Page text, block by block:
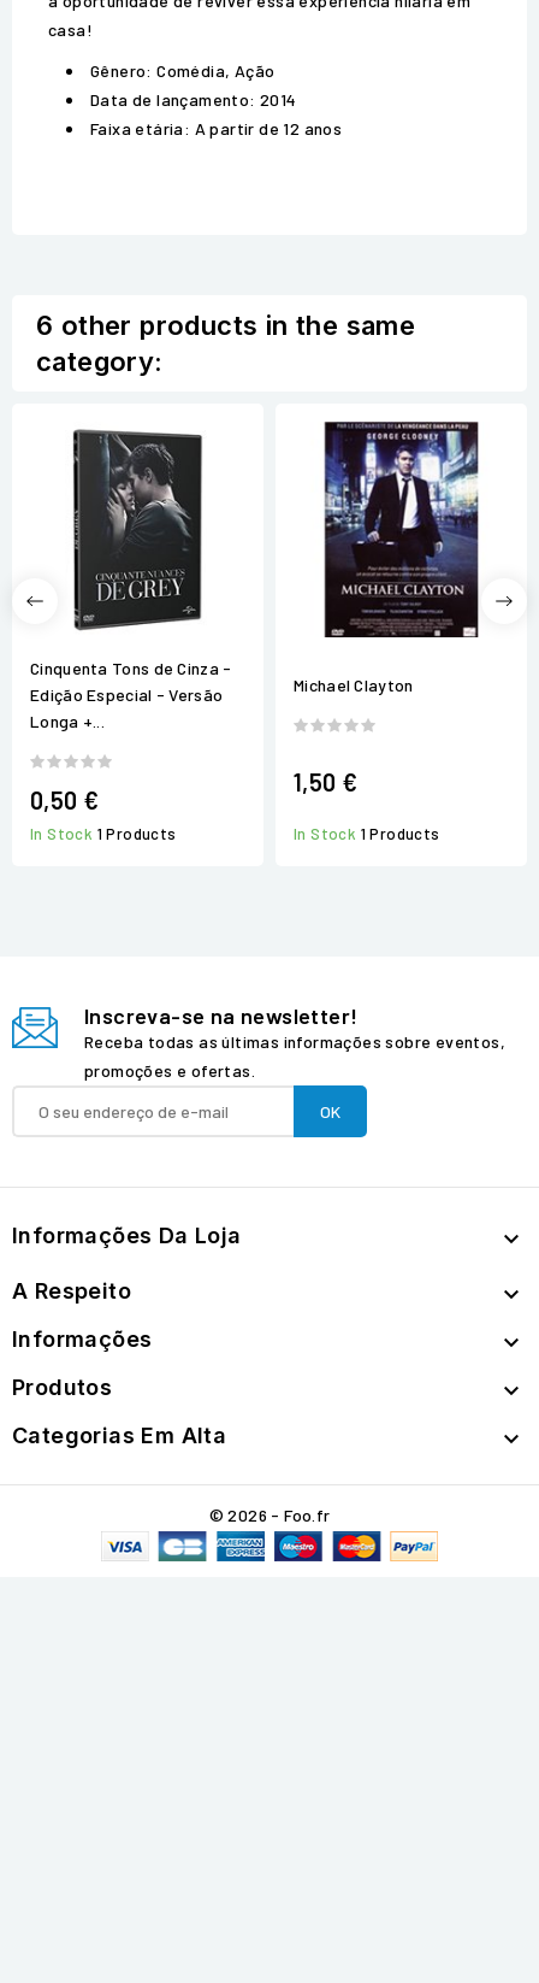
casa!
Gênero: Comédia, Ação
Data de lançamento: 2014
Faixa etária: A partir de 12 anos
6 other products in the same
category:
Cinquenta Tons de Cinza -
Edição Especial - Versão
Longa +...
0,50 €
In Stock 1 Products
Michael Clayton
1,50 €
In Stock 1 Products
Inscreva-se na newsletter!
Receba todas as últimas informações sobre eventos,
promoções e ofertas.
Informações Da Loja 
A Respeito 
Informações 
Produtos 
Categorias Em Alta 
© 2026 - Foo.fr